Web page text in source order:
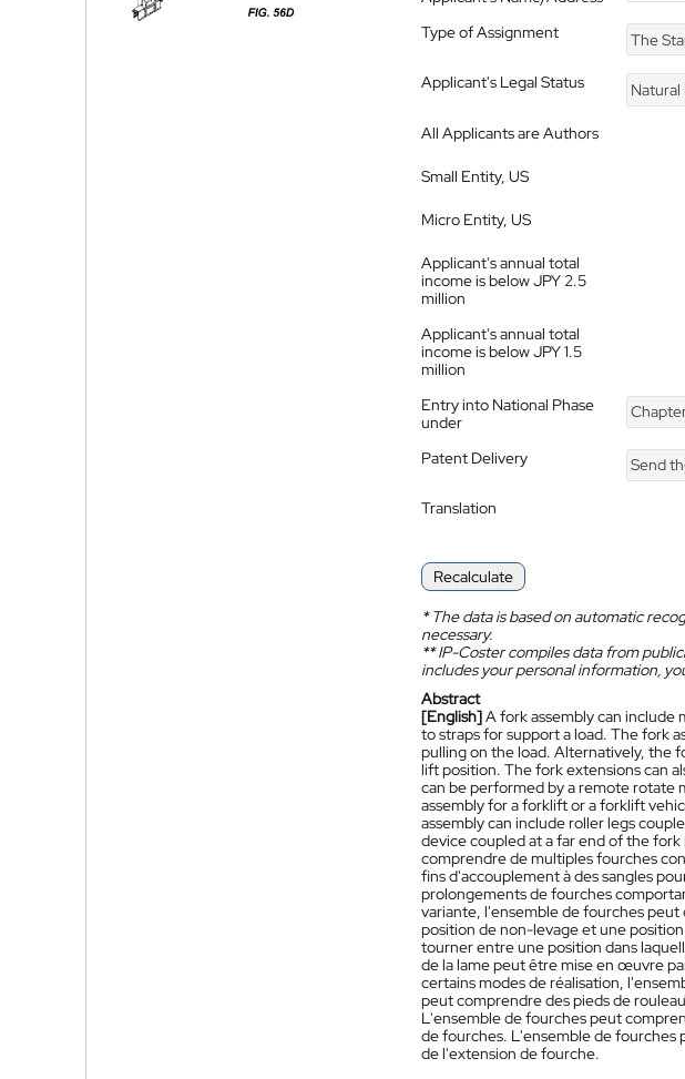
Type of Assignment The
Applicant's Legal Status
Natural
All Applicants are Authors
Small Entity, US
Micro Entity, US
Applicant's annual total
income is below JPY 2.5
million
Applicant's annual total
income is below JPY 1.5
million
Entry into National Phase
under
Patent Delivery Send
Translation
Recalculate
*The data is based on automatic
necessary.
**IP-Coster compiles data from
includes your personal information,
Abstract
[English]A fork assembly can
to straps for support a load. The fork
pulling on the load. Alternatively, the
lift position. The fork extensions can
can be performed by a remote rotate
assembly for a forklift or a forklift
assembly can include roller legs
device coupled at a far end of the
comprendre de multiples fourches
fins d'accouplement à des sangles
prolongements de fourches
variante, l'ensemble de fourches
position de non-levage et une
tourner entre une position dans
de la lame peut être mise en œuvre
certains modes de réalisation,
peut comprendre des pieds de
L'ensemble de fourches peut
de fourches. L'ensemble de fourches
de l'extension de fourche.